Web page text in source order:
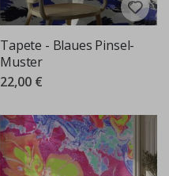
Tapete - Blaues Pinsel-
Muster
22,00 €